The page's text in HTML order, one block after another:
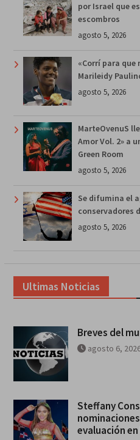
por Israel que
escombros
agosto 5, 2026
«Corrí para que
Marileidy
agosto 5, 2026
MarteOvenuS
Amor Vol. 2» a
Green Room
agosto 5, 2026
Se difumina el
conservadores
agosto 5, 2026
Ultimas Noticias
Breves del
agosto 6,
Steffany
evaluación